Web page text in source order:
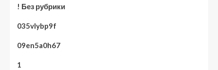
! Без рубрики
035vlybp9f
09en5a0h67
1